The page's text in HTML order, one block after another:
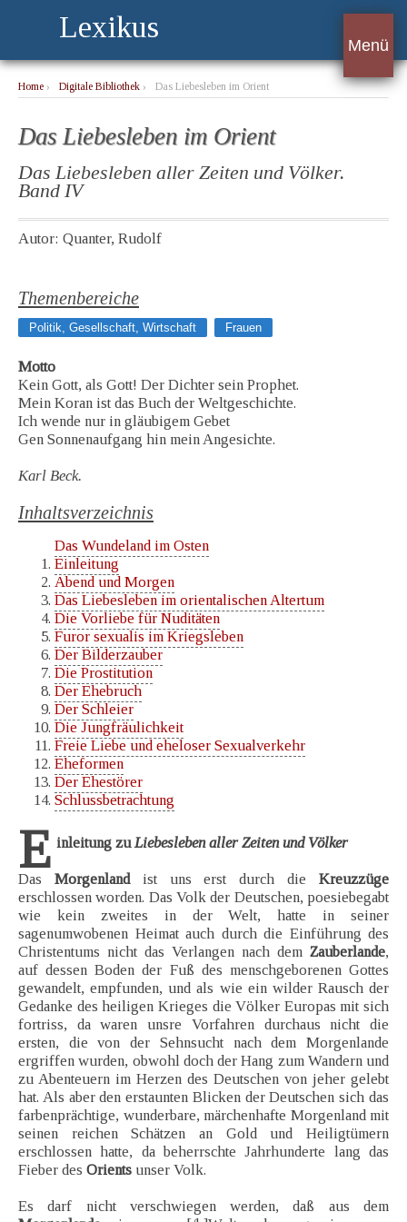
Lexikus
Menü
Home › Digitale Bibliothek › Das Liebesleben im Orient
Das Liebesleben im Orient
Das Liebesleben aller Zeiten und Völker.
Band IV
Autor: Quanter, Rudolf
Themenbereiche
Politik, Gesellschaft, Wirtschaft Frauen
Motto
Kein Gott, als Gott! Der Dichter sein Prophet.
Mein Koran ist das Buch der Weltgeschichte.
Ich wende nur in gläubigem Gebet
Gen Sonnenaufgang hin mein Angesichte.
Karl Beck.
Inhaltsverzeichnis
Das Wundeland im Osten
Einleitung
Abend und Morgen
Das Liebesleben im orientalischen Altertum
Die Vorliebe für Nuditäten
Furor sexualis im Kriegsleben
Der Bilderzauber
Die Prostitution
Der Ehebruch
Der Schleier
Die Jungfräulichkeit
Freie Liebe und eheloser Sexualverkehr
Eheformen
Der Ehestörer
Schlussbetrachtung
E inleitung zuLiebesleben aller Zeiten und Völker
Das Morgenlandist uns erst durch dieKreuzzüge
erschlossen worden. Das Volk der Deutschen, poesiebegabt
wie kein zweites in der Welt, hatte in seiner
sagenumwobenen Heimat auch durch die Einführung des
Christentums nicht das Verlangen nach dem Zauberlande,
auf dessen Boden der Fuß des menschgeborenen Gottes
gewandelt, empfunden, und als wie ein wilder Rausch der
Gedanke des heiligen Krieges die Völker Europas mit sich
fortriss, da waren unsre Vorfahren durchaus nicht die
ersten, die von der Sehnsucht nach dem Morgenlande
ergriffen wurden, obwohl doch der Hang zum Wandern und
zu Abenteuern im Herzen des Deutschen von jeher gelebt
hat. Als aber den erstaunten Blicken der Deutschen sich das
farbenprächtige, wunderbare, märchenhafte Morgenland mit
seinen reichen Schätzen an Gold und Heiligtümern
erschlossen hatte, da beherrschte Jahrhunderte lang das
Fieber des Orients unser Volk.
Es darf nicht verschwiegen werden, daß aus dem